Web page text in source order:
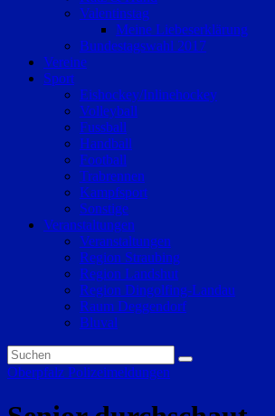
Valentinstag
Meine Liebeserklärung
Bundestagswahl 2017
Vereine
Sport
Eishockey/Inlinehockey
Volleyball
Fussball
Handball
Football
Trabrennen
Kampfsport
Sonstige
Veranstaltungen
Veranstaltungen
Region Straubing
Region Landshut
Region Dingolfing-Landau
Raum Deggendorf
Bluval
Oberpfalz Polizeimeldungen